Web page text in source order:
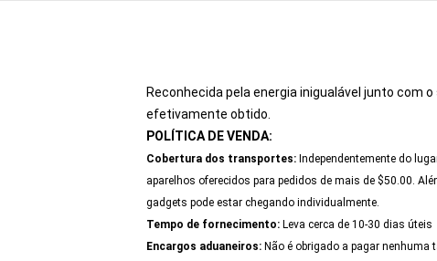
Reconhecida pela energia inigualável junto
efetivamente obtido.
POLÍTICA DE VENDA:
Cobertura dos transportes: Independentemente do
aparelhos oferecidos para pedidos de mais de $50.00.
gadgets pode estar chegando individualmente.
Tempo de fornecimento: Leva cerca de 10-30 dias úteis
Encargos aduaneiros: Não é obrigado a pagar